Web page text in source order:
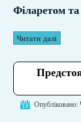
Філаретом
Читати далі
Опубліковано: